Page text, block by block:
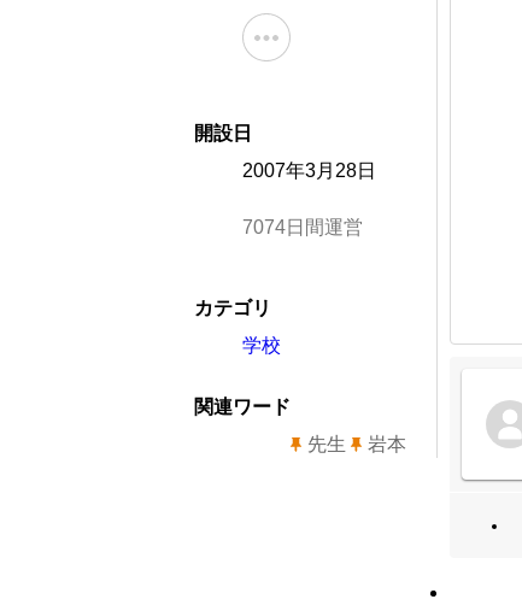
開設日
2007年3月28日
7074日間運営
カテゴリ
学校
関連ワード
先生
岩本